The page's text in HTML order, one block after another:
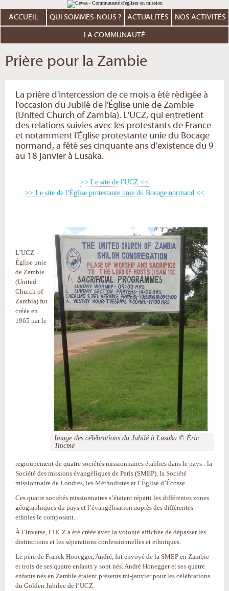
au
contenu.
Aller
personnels
ACCUEIL QUI SOMMES-NOUS ? ACTUALITÉS NOS ACTIVITÉS
LA COMMUNAUTÉ
Prière pour la Zambie
La prière d'intercession de ce mois a été rédigée à
l'occasion du Jubilé de l'Église unie de Zambie
(United Church of Zambia). L'UCZ, qui entretient
des relations suivies avec les protestants de France
et notamment l'Église protestante unie du Bocage
normand, a fêté ses cinquante ans d'existence du 9
au 18 janvier à Lusaka.
>> Le site de l'UCZ <<
>> Le site de l'Église protestante unie du Bocage normand <<
Image des célébrations du Jubilé à Lusaka © Éric
Trocmé
L’UCZ –
Église unie
de Zambie
(United
Church of
Zambia) fut
créée en
1965 par le
regroupement de quatre sociétés missionnaires établies dans le pays : la
Société des missions évangéliques de Paris (SMEP), la Société
missionnaire de Londres, les Méthodistes et l’Église d’Écosse.
Ces quatre sociétés missionnaires s’étaient réparti les différentes zones
géographiques du pays et l’évangélisation auprès des différentes
ethnies le composant.
À l’inverse, l’UCZ a été créée avec la volonté affichée de dépasser les
distinctions et les séparations confessionnelles et ethniques.
Le père de Franck Honegger, André, fut envoyé de la SMEP en Zambie
et trois de ses quatre enfants y sont nés. André Honegger et ses quatre
enfants nés en Zambie étaient présents mi-janvier pour les célébrations
du Golden Jubilee de l’UCZ.